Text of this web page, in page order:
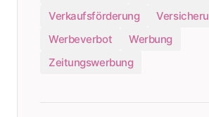
Verkaufsförderung
Werbeverbot
Werbung
Zeitungswerbung